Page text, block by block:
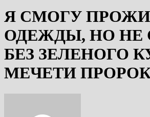
Я СМОГУ
ОДЕЖДЫ, НО НЕ
БЕЗ ЗЕЛЕНОГО
МЕЧЕТИ